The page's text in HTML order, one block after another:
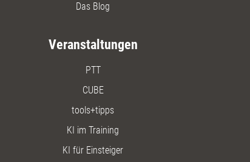
Das Blog
Veranstaltungen
PTT
CUBE
tools+tipps
KI im Training
KI für Einsteiger